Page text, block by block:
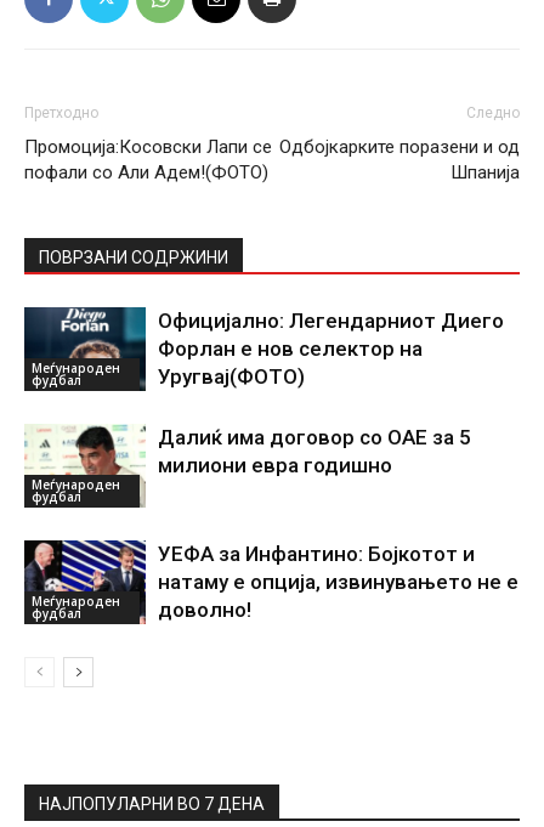
Претходно
Промоција:Косовски Лапи се
пофали со Али Адем!(ФОТО)
Следно
Одбојкарките поразени и од
Шпанија
ПОВРЗАНИ СОДРЖИНИ
Меѓународен
фудбал
Официјално: Легендарниот Диего
Форлан е нов селектор на
Уругвај(ФОТО)
Меѓународен
фудбал
Далиќ има договор со ОАЕ за 5
милиони евра годишно
Меѓународен
фудбал
УЕФА за Инфантино: Бојкотот и
натаму е опција, извинувањето не е
доволно!
НАЈПОПУЛАРНИ ВО 7 ДЕНА